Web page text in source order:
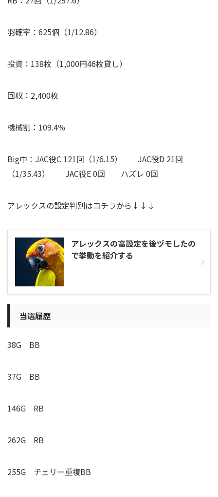
羽確率：625個（1/12.86）
投資：138枚（1,000円46枚貸し）
回収：2,400枚
機械割：109.4％
Big中：JAC役C 121回（1/6.15） JAC役D 21回
（1/35.43） JAC役E 0回 ハズレ 0回
アレックスの設定判別はコチラから↓↓↓
アレックスの高設定を後ヅモしたの
で挙動を紹介する
当選履歴
38G BB
37G BB
146G RB
262G RB
255G チェリー重複BB